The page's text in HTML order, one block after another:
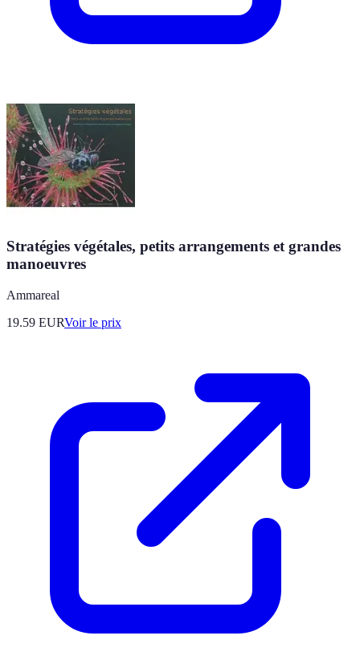
Stratégies végétales, petits arrangements et grandes
manoeuvres
Ammareal
19.59 EURVoir le prix